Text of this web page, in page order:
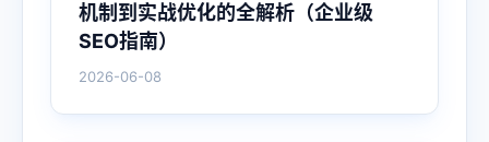
机制到实战优化的全解析（企业级
SEO指南）
2026-06-08